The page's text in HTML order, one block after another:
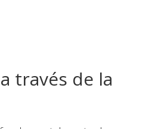
través de la